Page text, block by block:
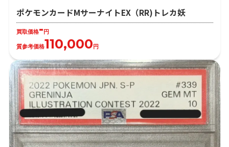
ポケモンカードMサーナイトEX（RR)トレカ妖
買取価格- 円
質参考価格110,000 円